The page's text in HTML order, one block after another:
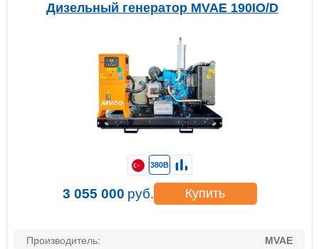
Дизельный генератор MVAE 190IO/D
Производитель:
MVAE
380В
3 055 000 руб. Купить